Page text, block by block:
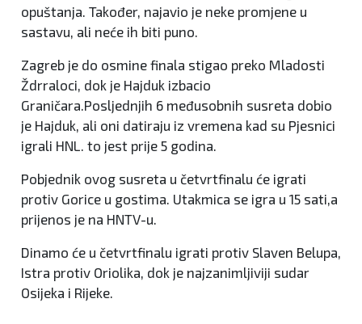
opuštanja. Također, najavio je neke promjene u
sastavu, ali neće ih biti puno.
Zagreb je do osmine finala stigao preko Mladosti
Ždrraloci, dok je Hajduk izbacio
Graničara.Posljednjih 6 međusobnih susreta dobio
je Hajduk, ali oni datiraju iz vremena kad su Pjesnici
igrali HNL. to jest prije 5 godina.
Pobjednik ovog susreta u četvrtfinalu će igrati
protiv Gorice u gostima. Utakmica se igra u 15 sati,a
prijenos je na HNTV-u.
Dinamo će u četvrtfinalu igrati protiv Slaven Belupa,
Istra protiv Oriolika, dok je najzanimljiviji sudar
Osijeka i Rijeke.